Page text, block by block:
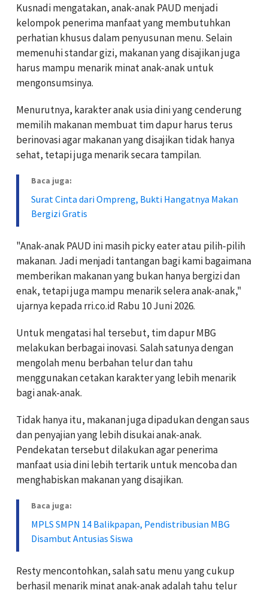
Kusnadi mengatakan, anak-anak PAUD menjadi
kelompok penerima manfaat yang membutuhkan
perhatian khusus dalam penyusunan menu. Selain
memenuhi standar gizi, makanan yang disajikan juga
harus mampu menarik minat anak-anak untuk
mengonsumsinya.
Menurutnya, karakter anak usia dini yang cenderung
memilih makanan membuat tim dapur harus terus
berinovasi agar makanan yang disajikan tidak hanya
sehat, tetapi juga menarik secara tampilan.
Baca juga:
Surat Cinta dari Ompreng, Bukti Hangatnya Makan
Bergizi Gratis
"Anak-anak PAUD ini masih picky eater atau pilih-pilih
makanan. Jadi menjadi tantangan bagi kami bagaimana
memberikan makanan yang bukan hanya bergizi dan
enak, tetapi juga mampu menarik selera anak-anak,"
ujarnya kepada rri.co.id Rabu 10 Juni 2026.
Untuk mengatasi hal tersebut, tim dapur MBG
melakukan berbagai inovasi. Salah satunya dengan
mengolah menu berbahan telur dan tahu
menggunakan cetakan karakter yang lebih menarik
bagi anak-anak.
Tidak hanya itu, makanan juga dipadukan dengan saus
dan penyajian yang lebih disukai anak-anak.
Pendekatan tersebut dilakukan agar penerima
manfaat usia dini lebih tertarik untuk mencoba dan
menghabiskan makanan yang disajikan.
Baca juga:
MPLS SMPN 14 Balikpapan, Pendistribusian MBG
Disambut Antusias Siswa
Resty mencontohkan, salah satu menu yang cukup
berhasil menarik minat anak-anak adalah tahu telur